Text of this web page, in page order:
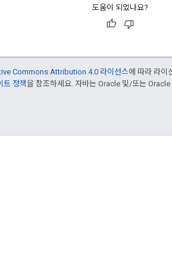
도움이 되었나요?
Commons Attribution 4.0 라이선스에 따라 라이
정책을 참조하세요. 자바는 Oracle 및/또는 Oracle